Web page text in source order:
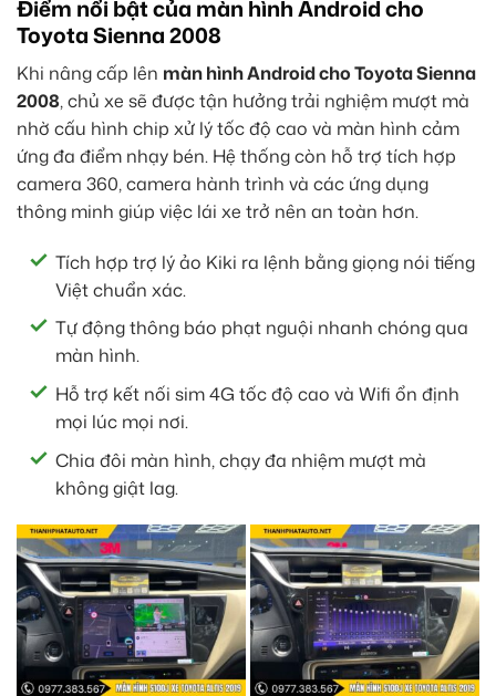
Điểm nổi bật của màn hình Android cho
Toyota Sienna 2008
Khi nâng cấp lên màn hình Android cho Toyota Sienna
2008, chủ xe sẽ được tận hưởng trải nghiệm mượt mà
nhờ cấu hình chip xử lý tốc độ cao và màn hình cảm
ứng đa điểm nhạy bén. Hệ thống còn hỗ trợ tích hợp
camera 360, camera hành trình và các ứng dụng
thông minh giúp việc lái xe trở nên an toàn hơn.
Tích hợp trợ lý ảo Kiki ra lệnh bằng giọng nói tiếng
Việt chuẩn xác.
Tự động thông báo phạt nguội nhanh chóng qua
màn hình.
Hỗ trợ kết nối sim 4G tốc độ cao và Wifi ổn định
mọi lúc mọi nơi.
Chia đôi màn hình, chạy đa nhiệm mượt mà
không giật lag.